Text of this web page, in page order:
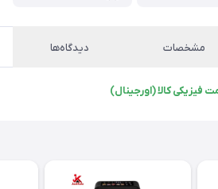
مشخصات دیدگاه‌ها
فیزیکی کالا (اورجینال)